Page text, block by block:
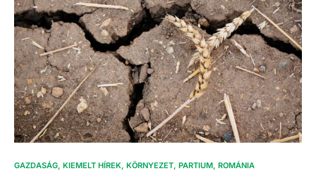
GAZDASÁG KIEMELT HÍREK KÖRNYEZET PARTIUM ROMÁNIA